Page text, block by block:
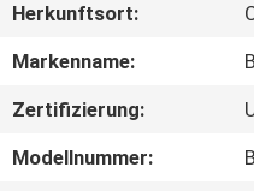
ÜBER
Herkunftsort:
Markenname:
Zertifizierung:
Modellnummer: